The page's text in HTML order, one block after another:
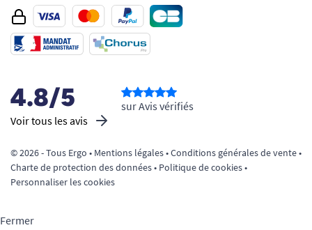
4.8/5
Voir tous les avis
sur Avis vérifiés
© 2026 - Tous Ergo • Mentions légales•Conditions générales de vente•
Charte de protection des données• Politique de cookies•
Personnaliser les cookies
Fermer